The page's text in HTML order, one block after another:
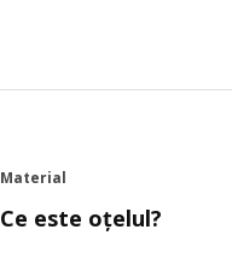
la fel s-a schimbat și
aranjezi hainele și
idee care a modelat
Material
Ce este oțelul?